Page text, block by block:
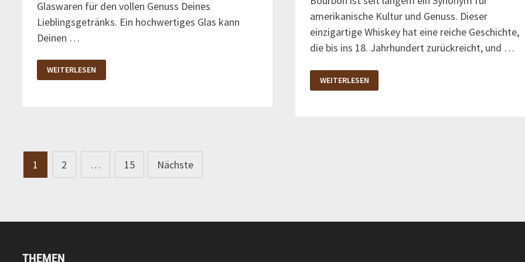
Glaswaren für den vollen Genuss Deines
Lieblingsgetränks. Ein hochwertiges Glas kann
Deinen …
GLASWAREN-
SET
WEITERLESEN
amerikanische Kultur und Genuss. Dieser
einzigartige Whiskey hat eine reiche Geschichte,
die bis ins 18. Jahrhundert zurückreicht, und …
ALKOHOL:
GESCHICHTE,
WEITERLESEN
Seitennummerierung
der
1 2 … 15 Nächste
THEMEN